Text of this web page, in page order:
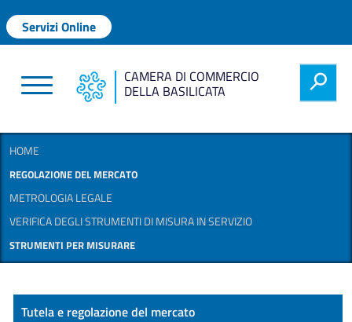
Menu profilo utente
Servizi Online
CAMERA DI COMMERCIO
DELLA BASILICATA h
HOME
REGOLAZIONE DEL MERCATO
METROLOGIA LEGALE
VERIFICA DEGLI STRUMENTI DI MISURA IN SERVIZIO
STRUMENTI PER MISURARE
Regolazione del mercato
Tutela e regolazione del mercato